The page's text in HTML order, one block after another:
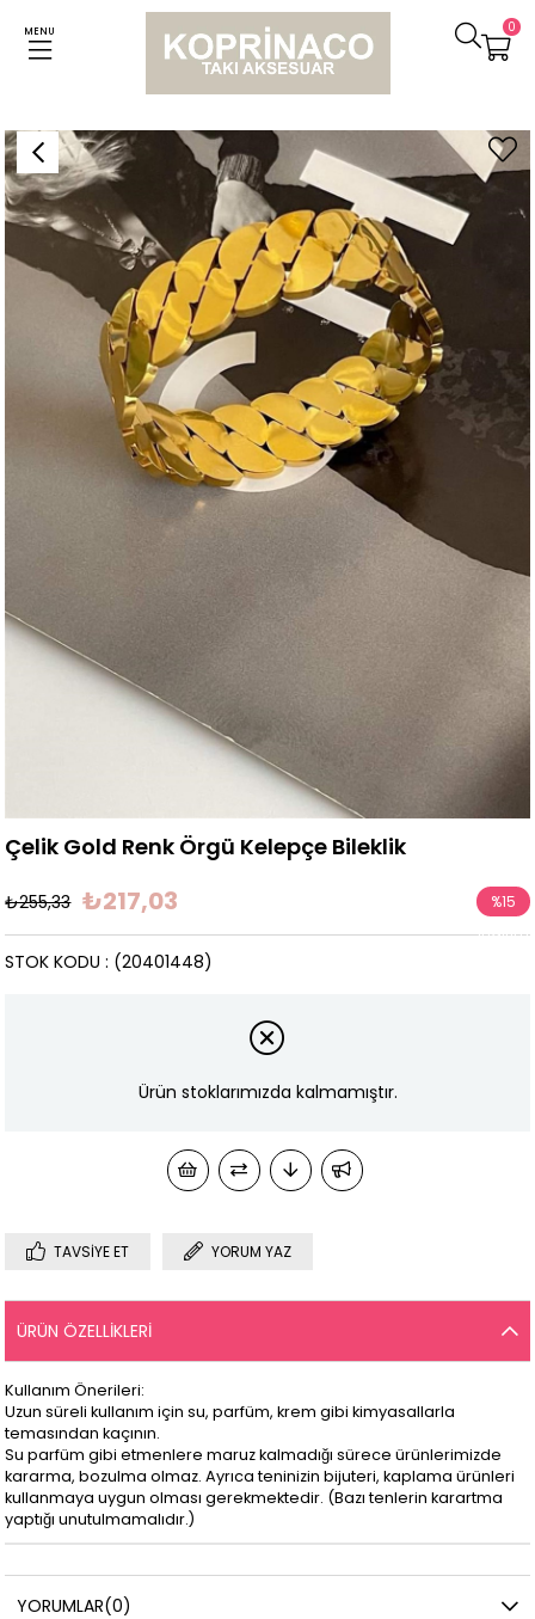
MENU 0
Bileklikler Çelik Gold Renk Örgü Kelepçe Bileklik
Çelik Gold Renk Örgü Kelepçe Bileklik
₺255,33 ₺217,03 %15
İndirim
(20401448)
STOK KODU
Ürün stoklarımızda kalmamıştır.
TAVSIYE ET YORUM YAZ
ÜRÜN ÖZELLIKLERI
Kullanım Önerileri:
Uzun süreli kullanım için su, parfüm, krem gibi kimyasallarla
temasından kaçının.
Su parfüm gibi etmenlere maruz kalmadığı sürece ürünlerimizde
kararma, bozulma olmaz. Ayrıca teninizin bijuteri, kaplama ürünleri
kullanmaya uygun olması gerekmektedir. (Bazı tenlerin karartma
yaptığı unutulmamalıdır.)
YORUMLAR(0)